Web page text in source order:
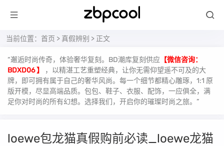
当前位置： 首页 > 真假辨别 > 正文
“邂逅时尚传奇，体验奢华复刻。BD潮库复刻供应 【微信咨询：
BDXD06 】
，以精湛工艺重塑经典，让你无需仰望遥不可及的大
牌，即可拥有属于自己的奢华风尚。每一个细节都精心雕琢，1:1 原
版开模，尽显高端品质。包包、鞋子、衣服、配饰，一应俱全，满
足你对时尚的所有幻想。选择我们，开启你的璀璨时尚之旅。”
loewe包龙猫真假购前必读_loewe龙猫